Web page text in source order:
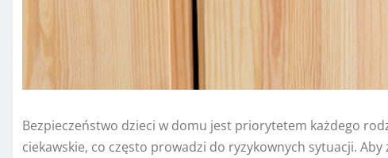
Bezpieczeństwo dzieci w domu jest priorytetem każdego
ciekawskie, co często prowadzi do ryzykownych sytuacji.